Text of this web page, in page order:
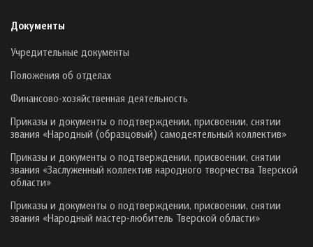
Документы
Учредительные документы
Положения об отделах
Финансово-хозяйственная деятельность
Приказы и документы о подтверждении, присвоении, снятии
звания «Народный (образцовый) самодеятельный коллектив»
Приказы и документы о подтверждении, присвоении, снятии
звания «Заслуженный коллектив народного творчества Тверской
области»
Приказы и документы о подтверждении, присвоении, снятии
звания «Народный мастер-любитель Тверской области»